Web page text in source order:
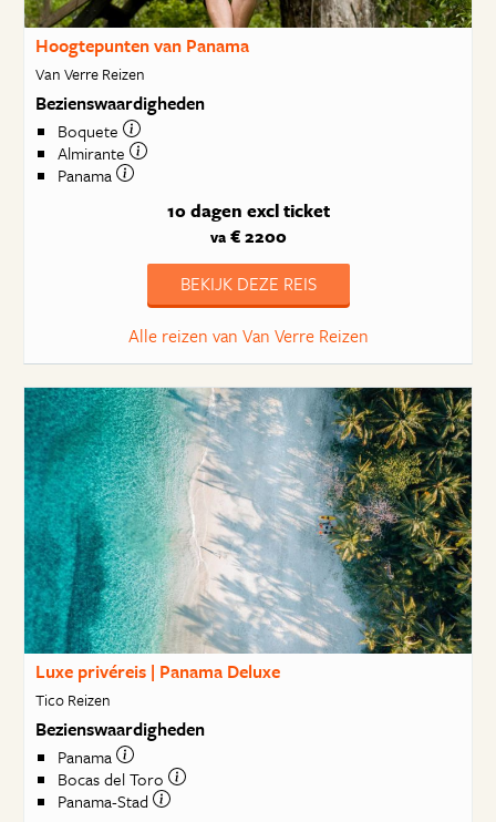
Hoogtepunten van Panama
Van Verre Reizen
Bezienswaardigheden
Boquete
Almirante
Panama
10 dagen excl ticket
va€ 2200
BEKIJK DEZE REIS
Alle reizen van Van Verre Reizen
Luxe privéreis | Panama Deluxe
Tico Reizen
Bezienswaardigheden
Panama
Bocas del Toro
Panama-Stad